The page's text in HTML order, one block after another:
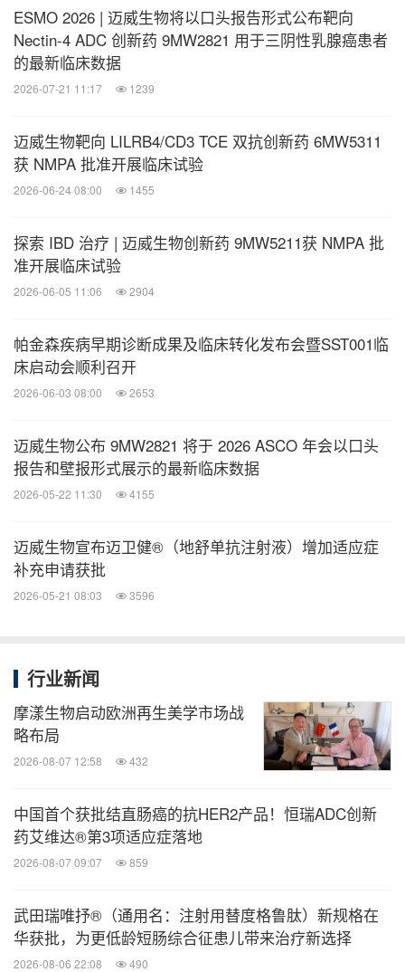
微信公众号“医药健闻”发布全球制药、医疗、
大健康企业最新的经营动态。扫描二维码，
关键词：健康护理与医院
医疗药物
分享到：
ESMO 2026 | 迈威生物将以口头报告形式公布靶向
Nectin-4 ADC 创新药 9MW2821 用于三阴性乳腺癌患者
的最新临床数据
2026-07-21 11:17 1239
迈威生物靶向 LILRB4/CD3 TCE 双抗创新药 6MW5311
获 NMPA 批准开展临床试验
2026-06-24 08:00 1455
探索 IBD 治疗 | 迈威生物创新药 9MW5211获 NMPA 批
准开展临床试验
2026-06-05 11:06 2904
帕金森疾病早期诊断成果及临床转化发布会暨SST001临
床启动会顺利召开
2026-06-03 08:00 2653
迈威生物公布 9MW2821 将于 2026 ASCO 年会以口头
报告和壁报形式展示的最新临床数据
2026-05-22 11:30 4155
迈威生物宣布迈卫健®（地舒单抗注射液）增加适应症
补充申请获批
2026-05-21 08:03 3596
行业新闻
摩漾生物启动欧洲再生美学市场战
略布局
2026-08-07 12:58 432
中国首个获批结直肠癌的抗HER2产品！恒瑞ADC创新
药艾维达®第3项适应症落地
2026-08-07 09:07 859
武田瑞唯抒®（通用名：注射用替度格鲁肽）新规格在
华获批，为更低龄短肠综合征患儿带来治疗新选择
2026-08-06 22:08 490